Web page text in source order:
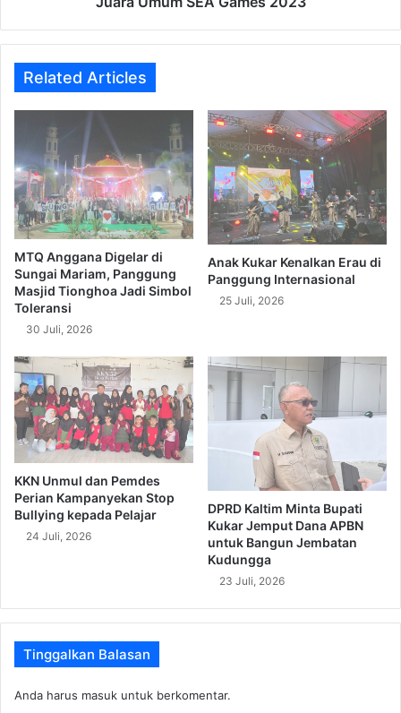
Related Articles
MTQ Anggana Digelar di
Sungai Mariam, Panggung
Masjid Tionghoa Jadi Simbol
Toleransi
30 Juli, 2026
Anak Kukar Kenalkan Erau di
Panggung Internasional
25 Juli, 2026
KKN Unmul dan Pemdes
Perian Kampanyekan Stop
Bullying kepada Pelajar
24 Juli, 2026
DPRD Kaltim Minta Bupati
Kukar Jemput Dana APBN
untuk Bangun Jembatan
Kudungga
23 Juli, 2026
Tinggalkan Balasan
Anda harus masuk untuk berkomentar.